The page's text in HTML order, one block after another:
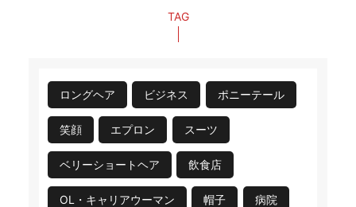
TAG
ロングヘア ビジネス ポニーテール
笑顔 エプロン スーツ
ベリーショートヘア 飲食店
OL・キャリアウーマン 帽子 病院